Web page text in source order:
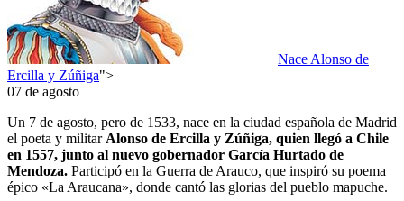
Nace Alonso de
Ercilla y Zúñiga">
07 de agosto
Un 7 de agosto, pero de 1533, nace en la ciudad española de Madrid
el poeta y militar Alonso de Ercilla y Zúñiga, quien llegó a Chile
en 1557, junto al nuevo gobernador García Hurtado de
Mendoza. Participó en la Guerra de Arauco, que inspiró su poema
épico «La Araucana», donde cantó las glorias del pueblo mapuche.